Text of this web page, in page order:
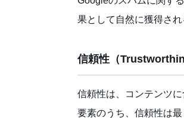
果として自然に獲得され
信頼性（
信頼性は、コンテンツ
要素のうち、信頼性は